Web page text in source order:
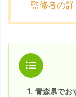
監修者の
1. 青森県でお